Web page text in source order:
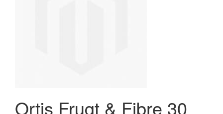
Ortis Frugt & Fibre 30